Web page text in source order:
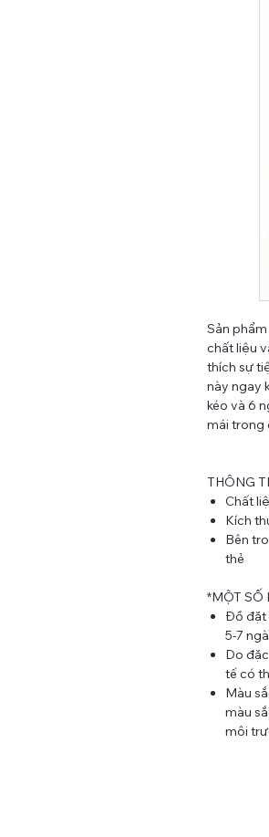
Sản
chất liệu
thích sự
này ngay
kéo và 6
mái trong
THÔNG
Chất
Kích
Bên
thẻ
*MỘT SỐ
Đồ đặt
5-7
Do
tế có
Màu
màu
môi